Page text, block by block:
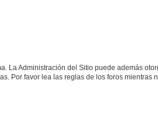
La Administración del Sitio puede además
Por favor lea las reglas de los foros mientras